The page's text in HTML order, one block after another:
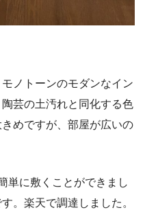
ノトーンのモダンなイン
芸の土汚れと同化する色
めですが、部屋が広いの
単に敷くことができまし
。楽天で調達しました。